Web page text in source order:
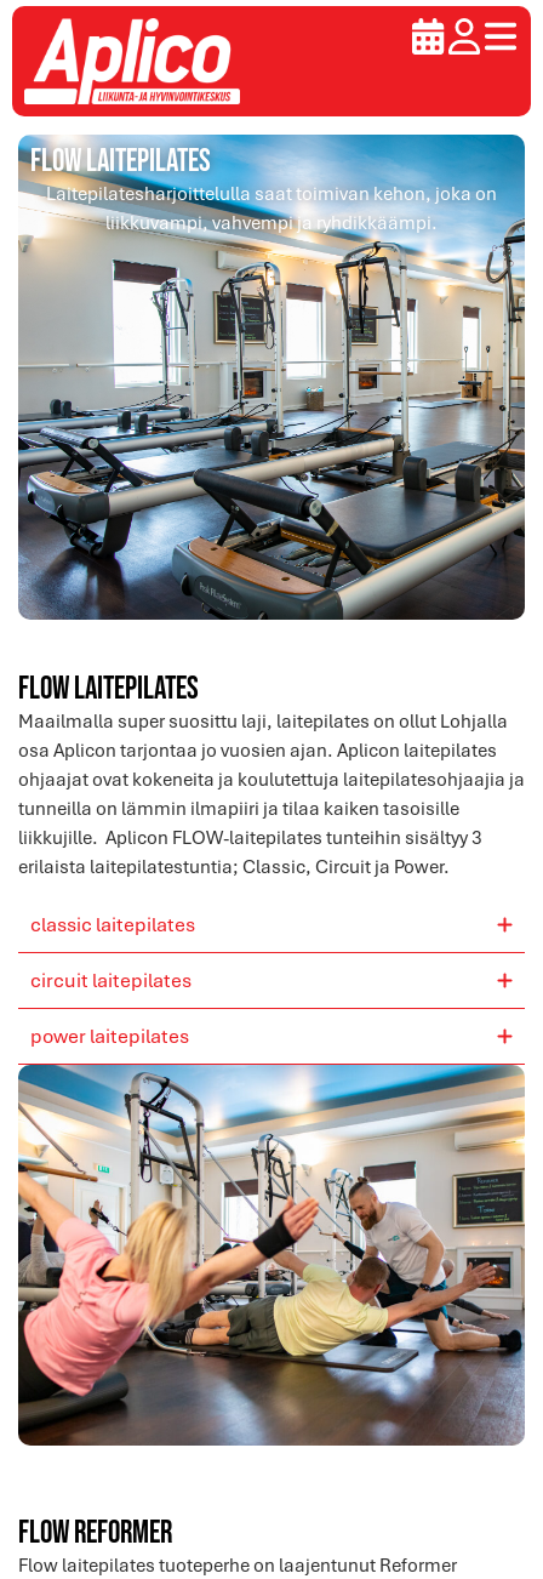
Flow laitepilates
Laitepilatesharjoittelulla saat toimivan kehon, joka on
liikkuvampi, vahvempi ja ryhdikkäämpi.
FLOW Laitepilates
Maailmalla super suosittu laji, laitepilates on ollut Lohjalla
osa Aplicon tarjontaa jo vuosien ajan. Aplicon laitepilates
ohjaajat ovat kokeneita ja koulutettuja laitepilatesohjaajia ja
tunneilla on lämmin ilmapiiri ja tilaa kaiken tasoisille
liikkujille. Aplicon FLOW-laitepilates tunteihin sisältyy 3
erilaista laitepilatestuntia; Classic, Circuit ja Power.
classic laitepilates
circuit laitepilates
power laitepilates
FLOW REFORMER
Flow laitepilates tuoteperhe on laajentunut Reformer